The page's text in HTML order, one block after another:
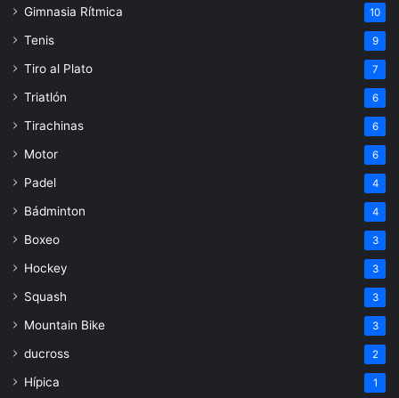
Gimnasia Rítmica 10
Tenis 9
Tiro al Plato 7
Triatlón 6
Tirachinas 6
Motor 6
Padel 4
Bádminton 4
Boxeo 3
Hockey 3
Squash 3
Mountain Bike 3
ducross 2
Hípica 1